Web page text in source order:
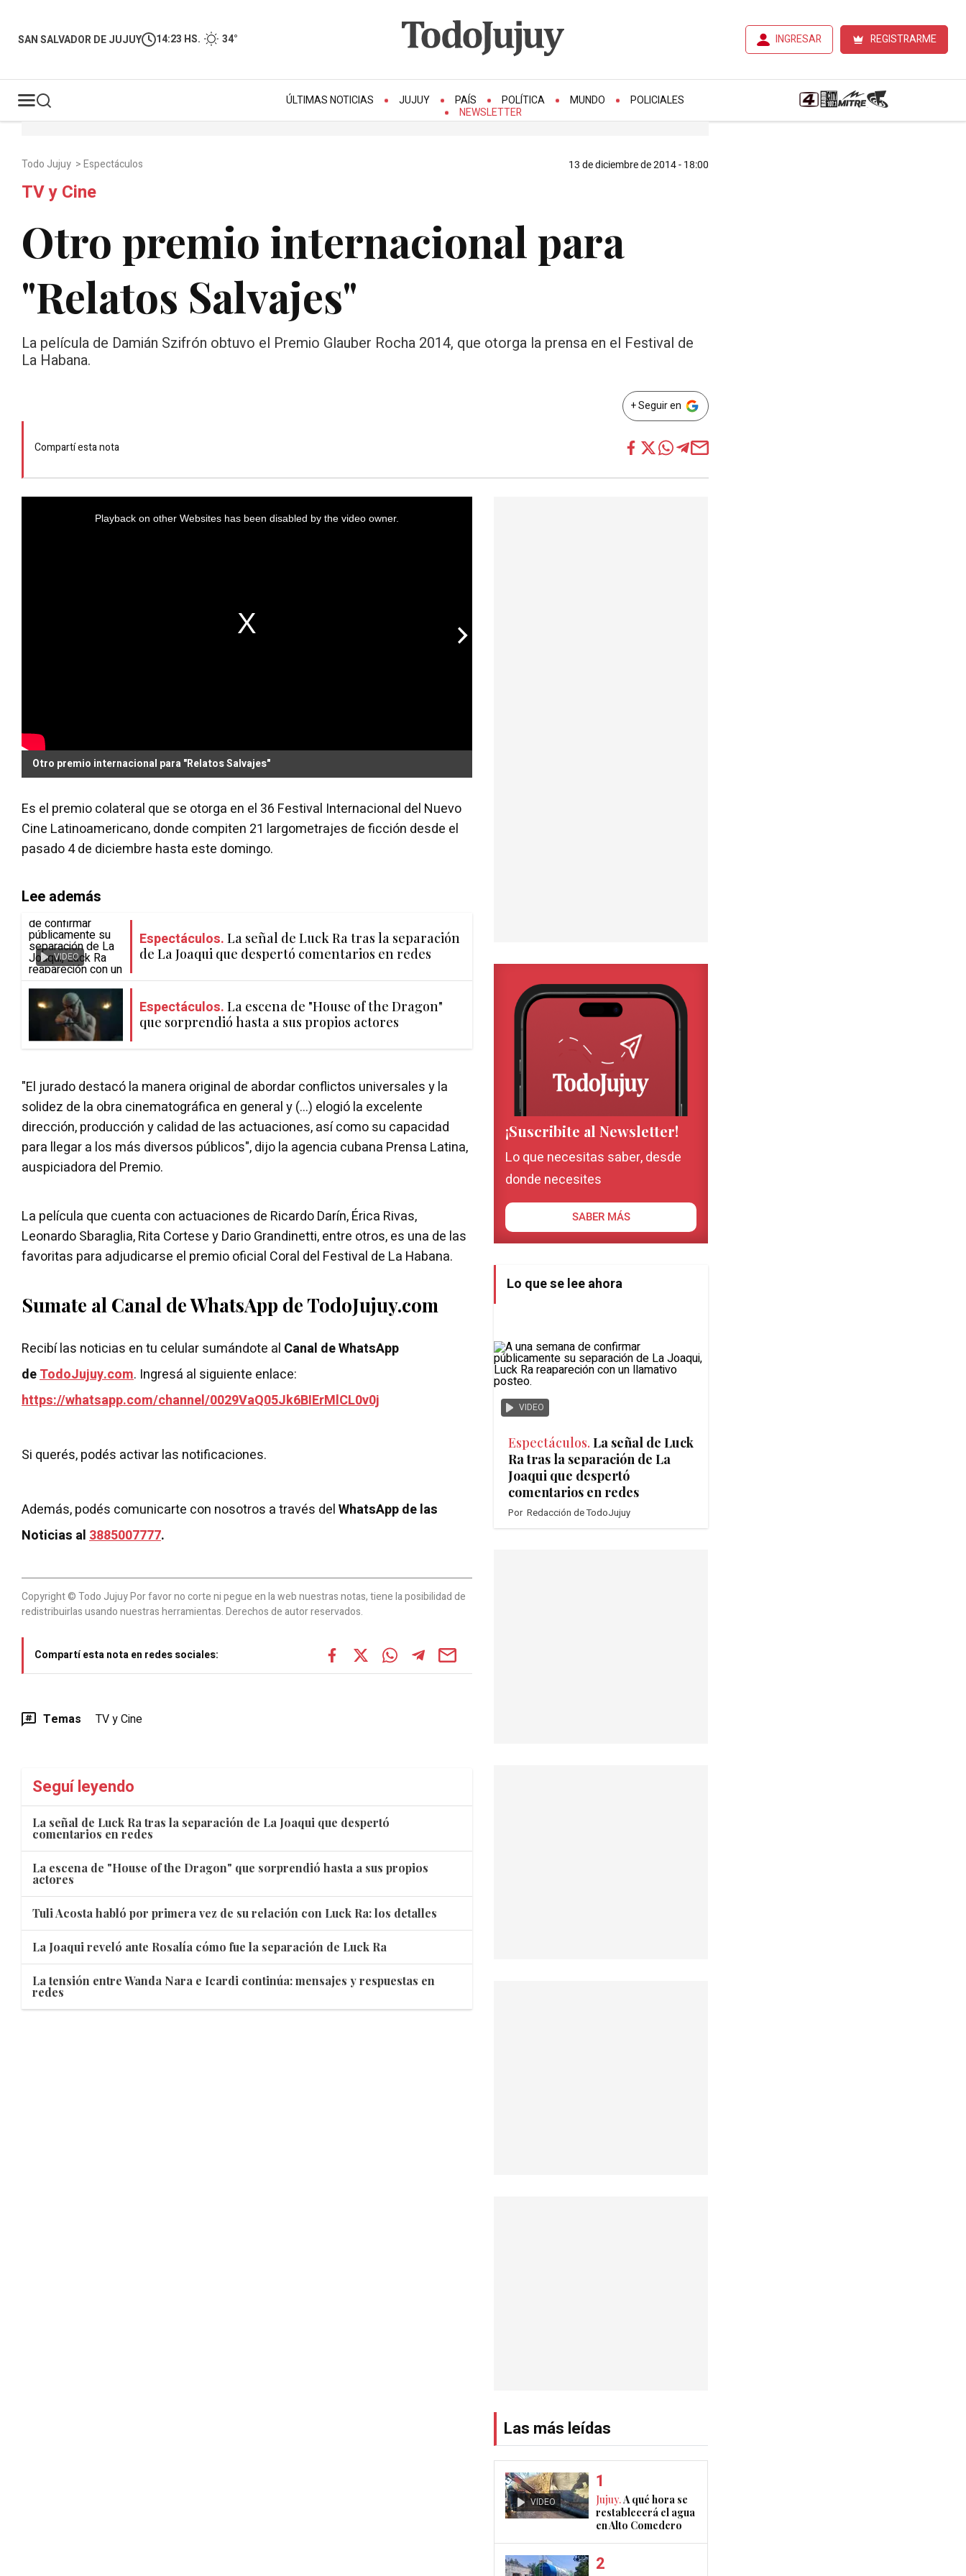
SAN SALVADOR DE JUJUY 14:23 HS. 34° INGRESAR REGISTRARME
ÚLTIMAS NOTICIAS JUJUY PAÍS POLÍTICA MUNDO
POLICIALES
NEWSLETTER
Todo Jujuy >Espectáculos 13 de diciembre de 2014 - 18:00
TV y Cine
Otro premio internacional para
"Relatos Salvajes"
La película de Damián Szifrón obtuvo el Premio Glauber Rocha 2014, que otorga la prensa en el Festival de
La Habana.
+ Seguir en
Compartí esta nota
Playback on other Websites has been disabled by the video owner.
Otro premio internacional para "Relatos Salvajes"
Es el premio colateral que se otorga en el 36 Festival Internacional del Nuevo
Cine Latinoamericano, donde compiten 21 largometrajes de ficción desde el
pasado 4 de diciembre hasta este domingo.
Lee además
VIDEO
Espectáculos. La señal de Luck Ra tras la separación
de La Joaqui que despertó comentarios en redes
Espectáculos. La escena de "House of the Dragon"
que sorprendió hasta a sus propios actores
"El jurado destacó la manera original de abordar conflictos universales y la
solidez de la obra cinematográfica en general y (...) elogió la excelente
dirección, producción y calidad de las actuaciones, así como su capacidad
para llegar a los más diversos públicos", dijo la agencia cubana Prensa Latina,
auspiciadora del Premio.
La película que cuenta con actuaciones de Ricardo Darín, Érica Rivas,
Leonardo Sbaraglia, Rita Cortese y Dario Grandinetti, entre otros, es una de las
favoritas para adjudicarse el premio oficial Coral del Festival de La Habana.
Sumate al Canal de WhatsApp de TodoJujuy.com
Recibí las noticias en tu celular sumándote al Canal de WhatsApp
deTodoJujuy.com. Ingresá al siguiente enlace:
https://whatsapp.com/channel/0029VaQ05Jk6BIErMlCL0v0j
Si querés, podés activar las notificaciones.
Además, podés comunicarte con nosotros a través delWhatsApp de las
Noticias al3885007777.
Copyright © Todo Jujuy Por favor no corte ni pegue en la web nuestras notas, tiene la posibilidad de
redistribuirlas usando nuestras herramientas. Derechos de autor reservados.
Compartí esta nota en redes sociales:
Temas TV y Cine
Seguí leyendo
La señal de Luck Ra tras la separación de La Joaqui que despertó
comentarios en redes
La escena de "House of the Dragon" que sorprendió hasta a sus propios
actores
Tuli Acosta habló por primera vez de su relación con Luck Ra: los detalles
La Joaqui reveló ante Rosalía cómo fue la separación de Luck Ra
La tensión entre Wanda Nara e Icardi continúa: mensajes y respuestas en
redes
¡Suscribite al Newsletter!
Lo que necesitas saber, desde
donde necesites
SABER MÁS
Lo que se lee ahora
VIDEO
Espectáculos. La señal de Luck
Ra tras la separación de La
Joaqui que despertó
comentarios en redes
Por Redacción de TodoJujuy
Las más leídas
VIDEO Jujuy.A qué hora se
restablecerá el agua
en Alto Comedero